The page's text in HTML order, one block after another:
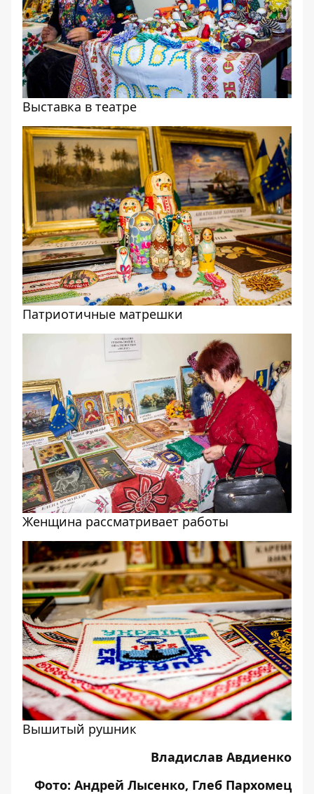
Выставка в театре
Патриотичные матрешки
Женщина рассматривает работы
Вышитый рушник
Владислав Авдиенко
Фото: Андрей Лысенко, Глеб Пархомец